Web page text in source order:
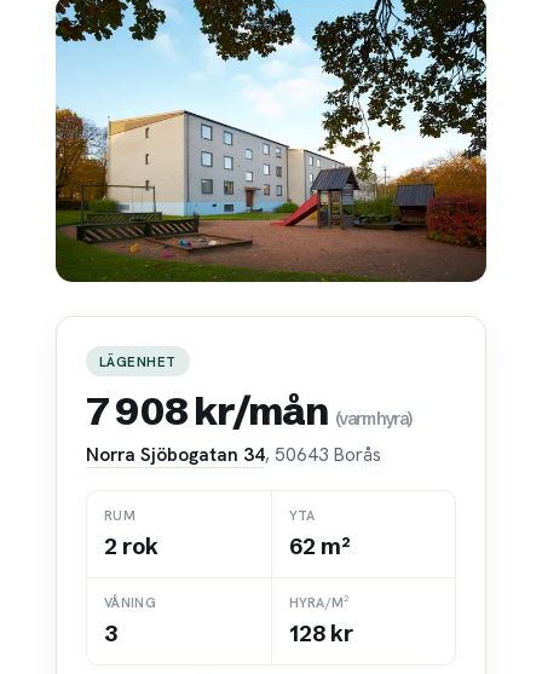
LÄGENHET
7 908 kr/mån (varmhyra)
Norra Sjöbogatan 34, 50643 Borås
RUM
2 rok
YTA
62 m²
VÅNING
3
HYRA/M²
128 kr